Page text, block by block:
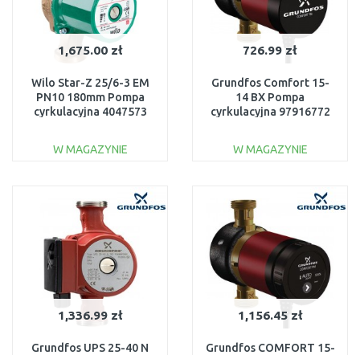
1,675.00 zł
Wilo Star-Z 25/6-3 EM
PN10 180mm Pompa
cyrkulacyjna 4047573
W MAGAZYNIE
726.99 zł
Grundfos Comfort 15-
14 BX Pompa
cyrkulacyjna 97916772
W MAGAZYNIE
Do porównania
1,336.99 zł
Grundfos UPS 25-40 N
1,156.45 zł
Grundfos COMFORT 15-